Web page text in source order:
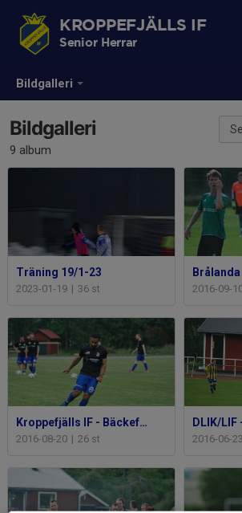
Bildgalleri
KROPPEFJÄLLS IF
Senior Herrar
Bildgalleri
9 album
Träning 19/1-23
2023-01-19 | 36 st 2016-09-
Kroppefjälls IF - Bäckefors IF
2016-08-20 | 26 st
DLIK/
2016-06-23